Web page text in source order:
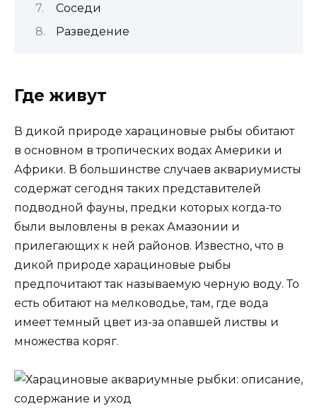
Соседи
Разведение
Где живут
В дикой природе харациновые рыбы обитают
в основном в тропических водах Америки и
Африки. В большинстве случаев аквариумисты
содержат сегодня таких представителей
подводной фауны, предки которых когда-то
были выловлены в реках Амазонии и
прилегающих к ней районов. Известно, что в
дикой природе харациновые рыбы
предпочитают так называемую черную воду. То
есть обитают на мелководье, там, где вода
имеет темный цвет из-за опавшей листвы и
множества коряг.